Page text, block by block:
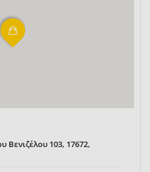
Βενιζέλου 103, 17672,